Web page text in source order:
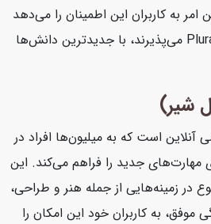
به کاربران این اطمینان را می‌دهد
که دوره‌هایی که در Pluralsight می‌پذیرند، با جدیدترین دانش‌ها
است که به میلیون‌ها افراد در
مهارت‌های جدید را فراهم می‌کند. این
در زمینه‌هایی از جمله هنر و طراحی،
به کاربران خود این امکان را